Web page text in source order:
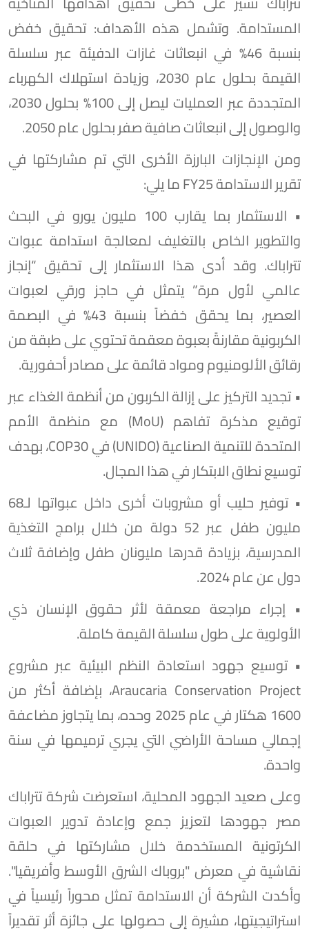
المستدامة. وتشمل هذه الأهداف: تحقيق خفض
بنسبة 46% في انبعاثات غازات الدفيئة عبر سلسلة
القيمة بحلول عام 2030، وزيادة استهلاك الكهرباء
المتجددة عبر العمليات ليصل إلى 100% بحلول 2030،
والوصول إلى انبعاثات صافية صفر بحلول عام 2050.
ومن الإنجازات البارزة الأخرى التي تم مشاركتها في
تقرير الاستدامة FY25 ما يلي:
• الاستثمار بما يقارب 100 مليون يورو في البحث
والتطوير الخاص بالتغليف لمعالجة استدامة عبوات
تتراباك. وقد أدى هذا الاستثمار إلى تحقيق “إنجاز
عالمي لأول مرة” يتمثل في حاجز ورقي لعبوات
العصير، بما يحقق خفضاً بنسبة 43% في البصمة
الكربونية مقارنةً بعبوة معقمة تحتوي على طبقة من
رقائق الألومنيوم ومواد قائمة على مصادر أحفورية.
• تجديد التركيز على إزالة الكربون من أنظمة الغذاء عبر
توقيع مذكرة تفاهم (MoU) مع منظمة الأمم
المتحدة للتنمية الصناعية (UNIDO) في COP30، بهدف
توسيع نطاق الابتكار في هذا المجال.
• توفير حليب أو مشروبات أخرى داخل عبواتها لـ68
مليون طفل عبر 52 دولة من خلال برامج التغذية
المدرسية، بزيادة قدرها مليونان طفل وإضافة ثلاث
دول عن عام 2024.
• إجراء مراجعة معمقة لأثر حقوق الإنسان ذي
الأولوية على طول سلسلة القيمة كاملة.
• توسيع جهود استعادة النظم البيئية عبر مشروع
Araucaria Conservation Project، بإضافة أكثر من
1600 هكتار في عام 2025 وحده، بما يتجاوز مضاعفة
إجمالي مساحة الأراضي التي يجري ترميمها في سنة
واحدة.
وعلى صعيد الجهود المحلية، استعرضت شركة تتراباك
مصر جهودها لتعزيز جمع وإعادة تدوير العبوات
الكرتونية المستخدمة خلال مشاركتها في حلقة
نقاشية في معرض "بروباك الشرق الأوسط وأفريقيا".
وأكدت الشركة أن الاستدامة تمثل محوراً رئيسياً في
استراتيجيتها، مشيرة إلى حصولها على جائزة أثر تقديراً